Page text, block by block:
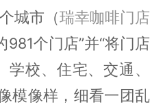
城市（瑞幸咖啡门店
981个门店”并“将门店
校、住宅、交通、
模像样，细看一团乱